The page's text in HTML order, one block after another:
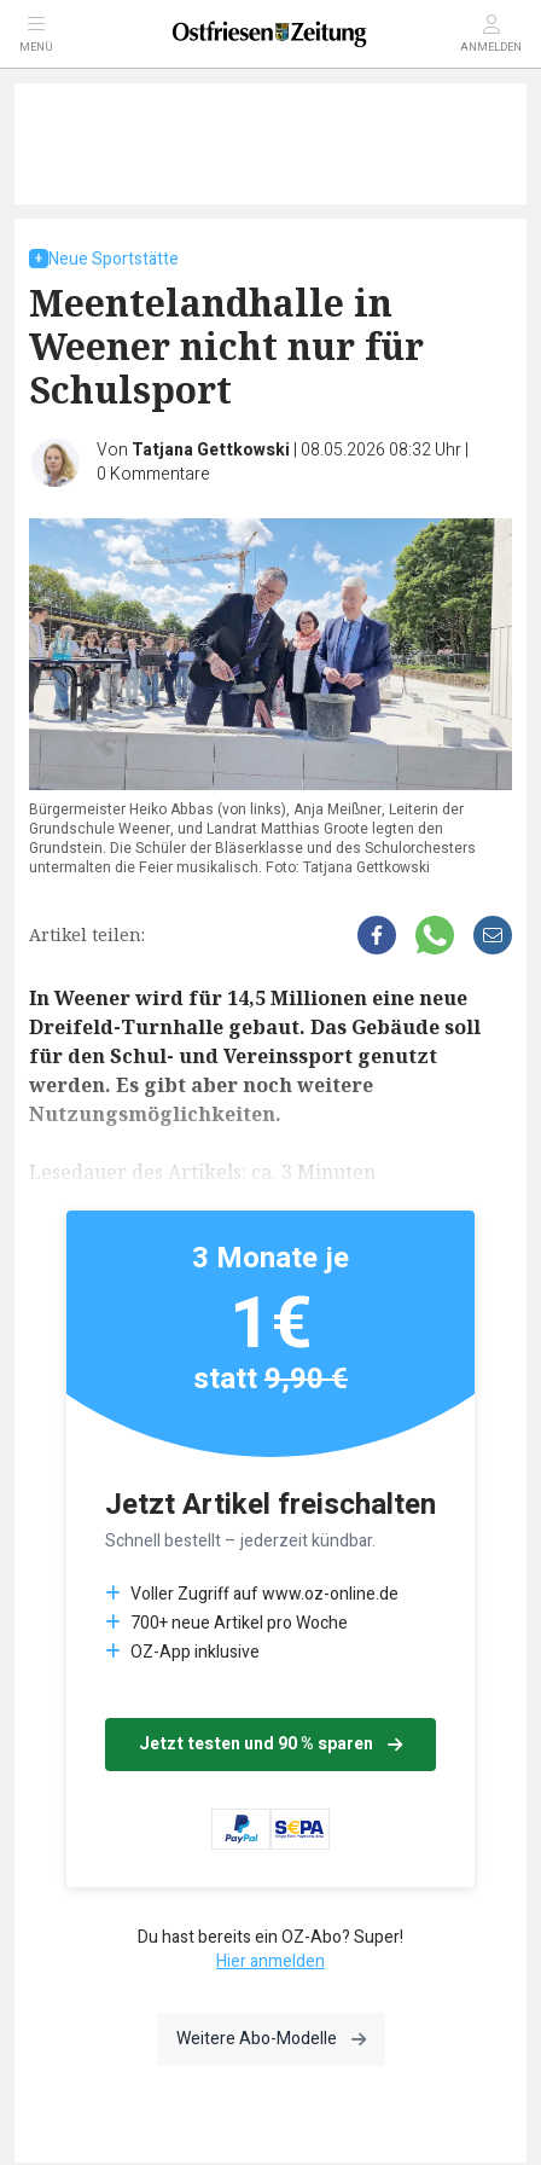
MENÜ ANMELDEN
Neue Sportstätte
Meentelandhalle in
Weener nicht nur für
Schulsport
Von Tatjana Gettkowski | 08.05.2026 08:32 Uhr|
0 Kommentare
Bürgermeister Heiko Abbas (von links), Anja Meißner, Leiterin der
Grundschule Weener, und Landrat Matthias Groote legten den
Grundstein. Die Schüler der Bläserklasse und des Schulorchesters
untermalten die Feier musikalisch. Foto: Tatjana Gettkowski
Artikel teilen:
In Weener wird für 14,5 Millionen eine neue
Dreifeld-Turnhalle gebaut. Das Gebäude soll
für den Schul- und Vereinssport genutzt
werden. Es gibt aber noch weitere
Nutzungsmöglichkeiten.
Lesedauer des Artikels: ca. 3 Minuten
Jetzt Artikel freischalten
Schnell bestellt – jederzeit kündbar.
Voller Zugriff auf www.oz-online.de
700+ neue Artikel pro Woche
OZ-App inklusive
Jetzt testen und 90 % sparen
3 Monate je
1€
statt9,90 €
Du hast bereits ein OZ-Abo? Super!
Hier anmelden
Weitere Abo-Modelle